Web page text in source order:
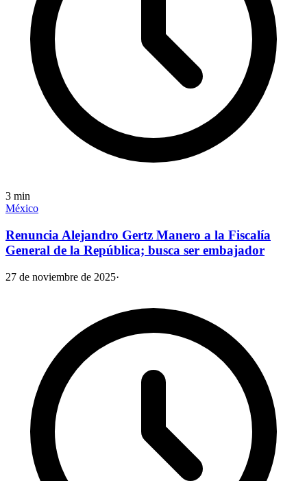
3 min
México
Renuncia Alejandro Gertz Manero a la Fiscalía
General de la República; busca ser embajador
27 de noviembre de 2025·